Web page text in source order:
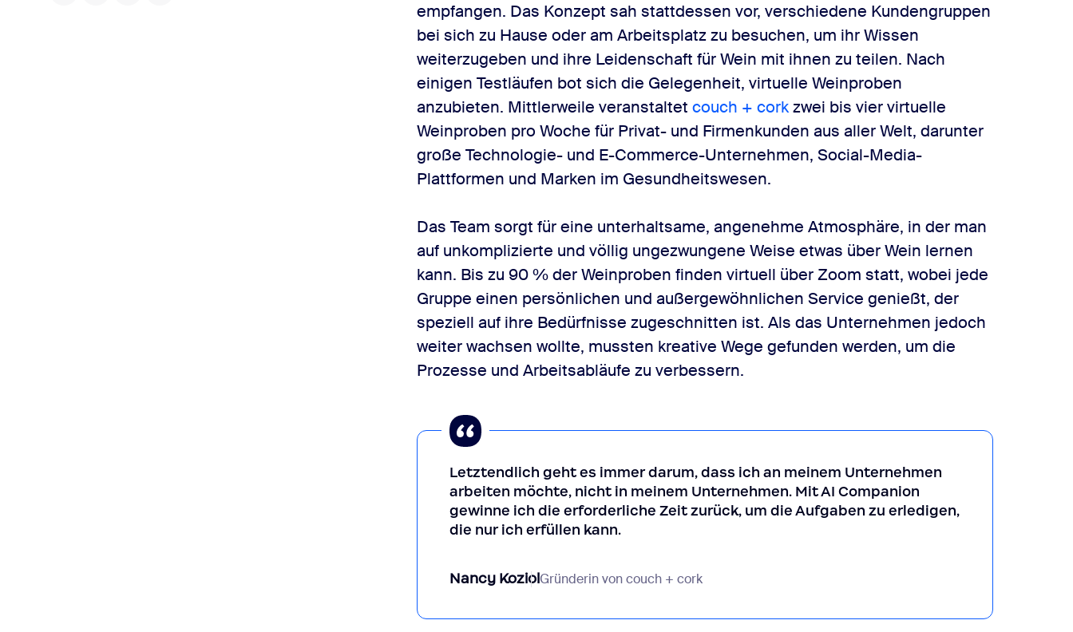
empfangen. Das Konzept sah stattdessen vor, verschiedene Kundengruppen
bei sich zu Hause oder am Arbeitsplatz zu besuchen, um ihr Wissen
weiterzugeben und ihre Leidenschaft für Wein mit ihnen zu teilen. Nach
einigen Testläufen bot sich die Gelegenheit, virtuelle Weinproben
anzubieten. Mittlerweile veranstaltetcouch + corkzwei bis vier virtuelle
Weinproben pro Woche für Privat- und Firmenkunden aus aller Welt, darunter
große Technologie- und E-Commerce-Unternehmen, Social-Media-
Plattformen und Marken im Gesundheitswesen.
Das Team sorgt für eine unterhaltsame, angenehme Atmosphäre, in der man
auf unkomplizierte und völlig ungezwungene Weise etwas über Wein lernen
kann. Bis zu 90 % der Weinproben finden virtuell über Zoom statt, wobei jede
Gruppe einen persönlichen und außergewöhnlichen Service genießt, der
speziell auf ihre Bedürfnisse zugeschnitten ist. Als das Unternehmen jedoch
weiter wachsen wollte, mussten kreative Wege gefunden werden, um die
Prozesse und Arbeitsabläufe zu verbessern.
Letztendlich geht es immer darum, dass ich an meinem Unternehmen
arbeiten möchte, nicht in meinem Unternehmen. Mit AI Companion
gewinne ich die erforderliche Zeit zurück, um die Aufgaben zu erledigen,
die nur ich erfüllen kann.
Nancy KoziolGründerin von couch + cork